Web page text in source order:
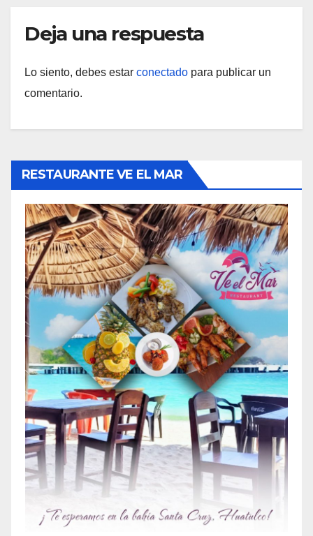
Deja una respuesta
Lo siento, debes estar conectado para publicar un
comentario.
RESTAURANTE VE EL MAR